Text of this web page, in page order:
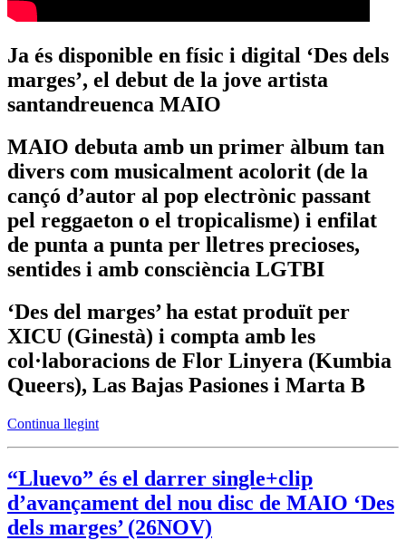
Ja és disponible en físic i digital ‘Des dels
marges’, el debut de la jove artista
santandreuenca MAIO
MAIO debuta amb un primer àlbum tan
divers com musicalment acolorit (de la
cançó d’autor al pop electrònic passant
pel reggaeton o el tropicalisme) i enfilat
de punta a punta per lletres precioses,
sentides i amb consciència LGTBI
‘Des del marges’ ha estat produït per
XICU (Ginestà) i compta amb les
col·laboracions de Flor Linyera (Kumbia
Queers), Las Bajas Pasiones i Marta B
Continua llegint
“Lluevo” és el darrer single+clip
d’avançament del nou disc de MAIO ‘Des
dels marges’ (26NOV)